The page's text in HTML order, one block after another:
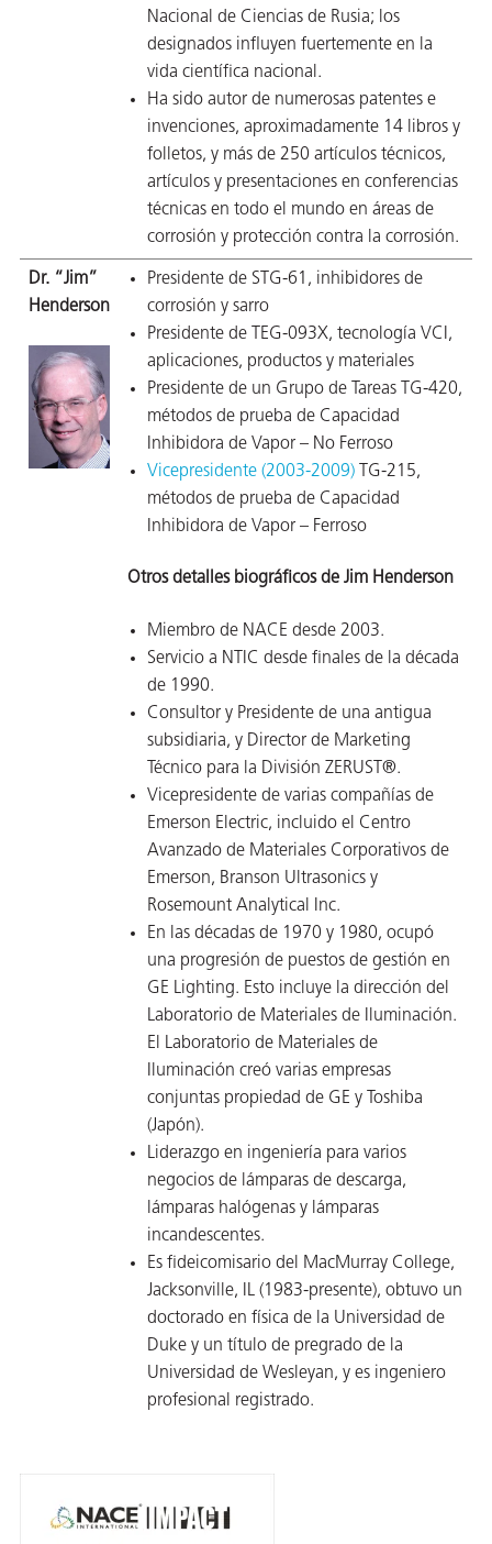
Nacional de Ciencias de Rusia; los
designados influyen fuertemente en la
vida científica nacional.
Ha sido autor de numerosas patentes e
invenciones, aproximadamente 14 libros y
folletos, y más de 250 artículos técnicos,
artículos y presentaciones en conferencias
técnicas en todo el mundo en áreas de
corrosión y protección contra la corrosión.
Dr. “Jim”
Henderson
Presidente de STG-61, inhibidores de
corrosión y sarro
Presidente de TEG-093X, tecnología VCI,
aplicaciones, productos y materiales
Presidente de un Grupo de Tareas TG-420,
métodos de prueba de Capacidad
Inhibidora de Vapor – No Ferroso
Vicepresidente (2003-2009) TG-215,
métodos de prueba de Capacidad
Inhibidora de Vapor – Ferroso
Otros detalles biográficos de Jim Henderson
Miembro de NACE desde 2003.
Servicio a NTIC desde finales de la década
de 1990.
Consultor y Presidente de una antigua
subsidiaria, y Director de Marketing
Técnico para la División ZERUST®.
Vicepresidente de varias compañías de
Emerson Electric, incluido el Centro
Avanzado de Materiales Corporativos de
Emerson, Branson Ultrasonics y
Rosemount Analytical Inc.
En las décadas de 1970 y 1980, ocupó
una progresión de puestos de gestión en
GE Lighting. Esto incluye la dirección del
Laboratorio de Materiales de Iluminación.
El Laboratorio de Materiales de
Iluminación creó varias empresas
conjuntas propiedad de GE y Toshiba
(Japón).
Liderazgo en ingeniería para varios
negocios de lámparas de descarga,
lámparas halógenas y lámparas
incandescentes.
Es fideicomisario del MacMurray College,
Jacksonville, IL (1983-presente), obtuvo un
doctorado en física de la Universidad de
Duke y un título de pregrado de la
Universidad de Wesleyan, y es ingeniero
profesional registrado.